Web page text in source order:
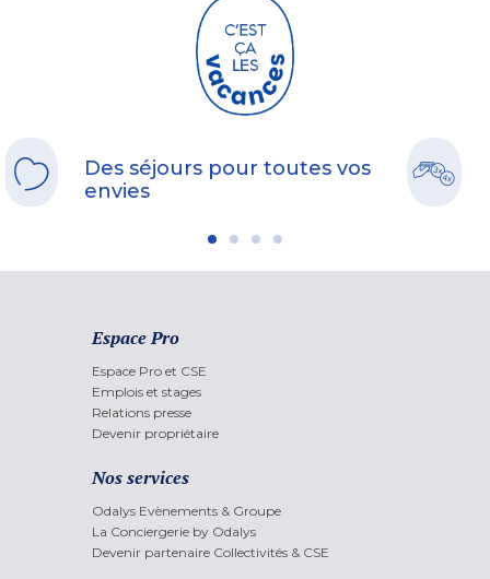
Des séjours pour toutes vos
envies
Espace Pro
Espace Pro et CSE
Emplois et stages
Relations presse
Devenir propriétaire
Nos services
Odalys Evènements & Groupe
La Conciergerie by Odalys
Devenir partenaire Collectivités & CSE